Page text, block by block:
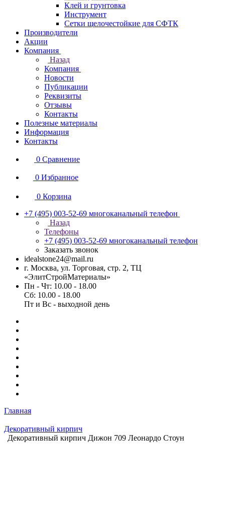
Клей и грунтовка
Инструмент
Сетки щелочестойкие для СФТК
Производители
Акции
Компания
Назад
Компания
Новости
Публикации
Реквизиты
Отзывы
Контакты
Полезные материалы
Информация
Контакты
0 Сравнение
0 Избранное
0 Корзина
+7 (495) 003-52-69 многоканальный телефон
Назад
Телефоны
+7 (495) 003-52-69 многоканальный телефон
Заказать звонок
idealstone24@mail.ru
г. Москва, ул. Торговая, стр. 2, ТЦ
«ЭлитСтройМатериалы»
Пн - Чт: 10.00 - 18.00
Сб: 10.00 - 18.00
Пт и Вс - выходной день
Главная
Декоративный кирпич
Декоративный кирпич Дижон 709 Леонардо Стоун